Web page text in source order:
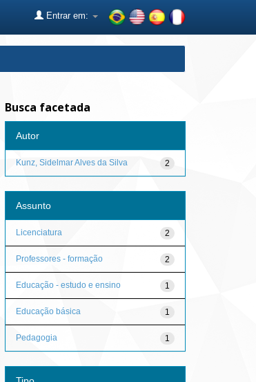
Entrar em:
Busca facetada
Autor
2
Kunz, Sidelmar Alves da Silva
Assunto
2
Licenciatura
2
Professores - formação
1
Educação - estudo e ensino
1
Educação básica
1
Pedagogia